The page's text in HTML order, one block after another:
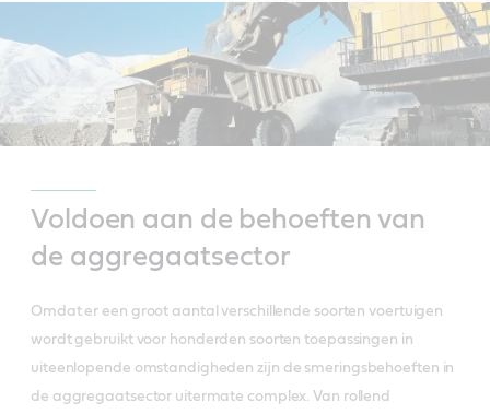
Voldoen aan de behoeften van
de aggregaatsector
Omdat er een groot aantal verschillende soorten voertuigen
wordt gebruikt voor honderden soorten toepassingen in
uiteenlopende omstandigheden zijn de smeringsbehoeften in
de aggregaatsector uitermate complex. Van rollend